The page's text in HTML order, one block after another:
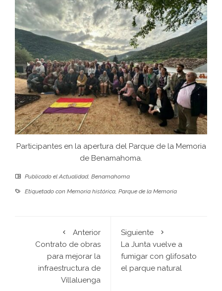
Participantes en la apertura del Parque de la Memoria
de Benamahoma.
Publicado elActualidad, Benamahoma
Etiquetado con Memoria histórica, Parque de la Memoria
Anterior
Contrato de obras
para mejorar la
infraestructura de
Villaluenga
Siguiente
La Junta vuelve a
fumigar con glifosato
el parque natural